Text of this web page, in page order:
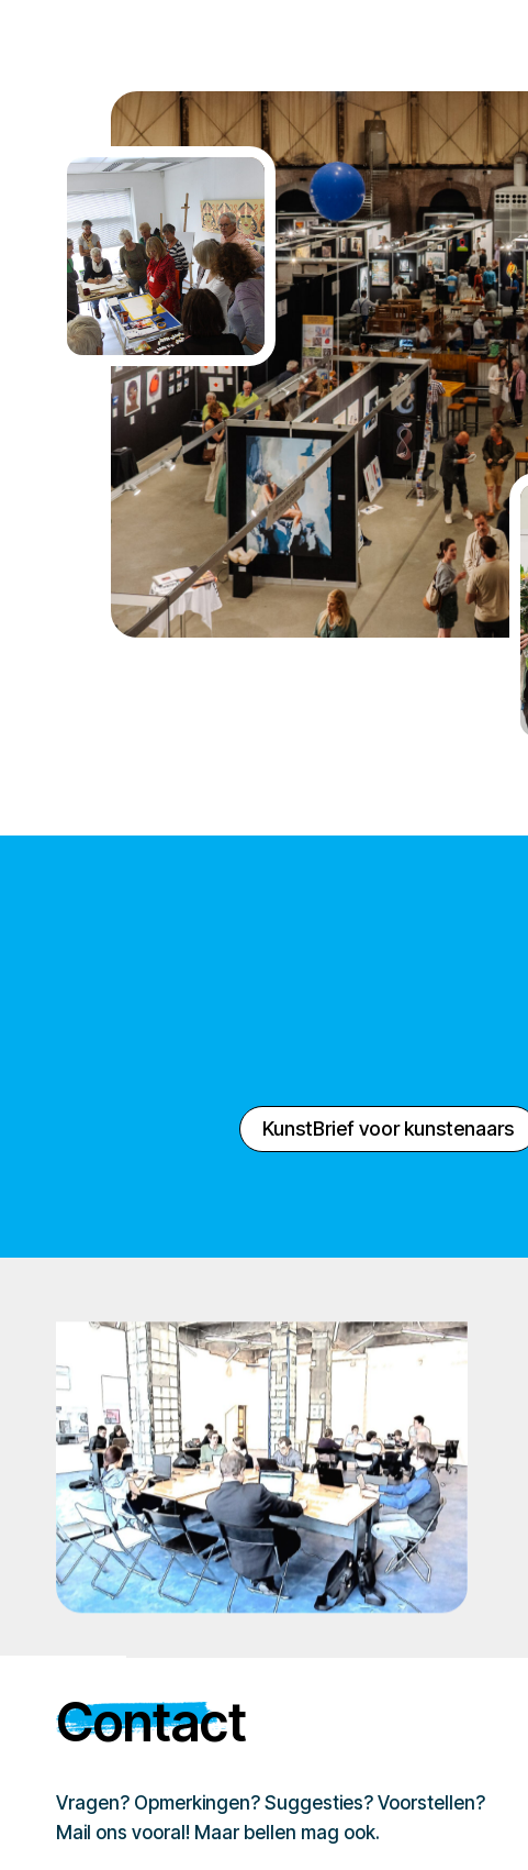
KunstBrief voor kunstenaars
Contact
Vragen? Opmerkingen? Suggesties? Voorstellen?
Mail ons vooral! Maar bellen mag ook.